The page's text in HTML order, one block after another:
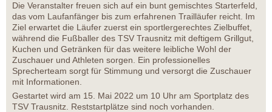
Die Veranstalter freuen sich auf ein bunt gemischtes Starterfeld,
das vom Laufanfänger bis zum erfahrenen Trailläufer reicht. Im
Ziel erwartet die Läufer zuerst ein sportlergerechtes Zielbuffet,
während die Fußballer des TSV Trausnitz mit deftigem Grillgut,
Kuchen und Getränken für das weitere leibliche Wohl der
Zuschauer und Athleten sorgen. Ein professionelles
Sprecherteam sorgt für Stimmung und versorgt die Zuschauer
mit Informationen.
Gestartet wird am 15. Mai 2022 um 10 Uhr am Sportplatz des
TSV Trausnitz. Reststartplätze sind noch vorhanden.